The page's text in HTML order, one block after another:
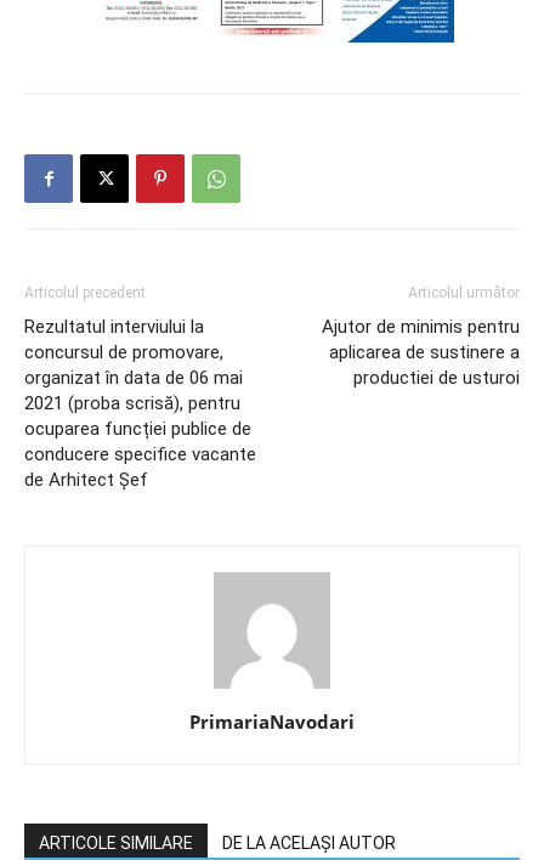
Articolul precedent
Rezultatul interviului la
concursul de promovare,
organizat în data de 06 mai
2021 (proba scrisă), pentru
ocuparea funcției publice de
conducere specifice vacante
de Arhitect Șef
Articolul următor
Ajutor de minimis pentru
aplicarea de sustinere a
productiei de usturoi
PrimariaNavodari
ARTICOLE SIMILARE DE LA ACELAȘI AUTOR